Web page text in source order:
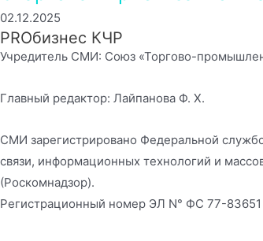
02.12.2025
PROбизнес КЧР
Учредитель СМИ: Союз «Торгово-
Главный редактор: Лайпанова Ф. Х.
СМИ зарегистрировано Федеральной
связи, информационных технологий и
(Роскомнадзор).
Регистрационный номер ЭЛ N° ФС 77-83651